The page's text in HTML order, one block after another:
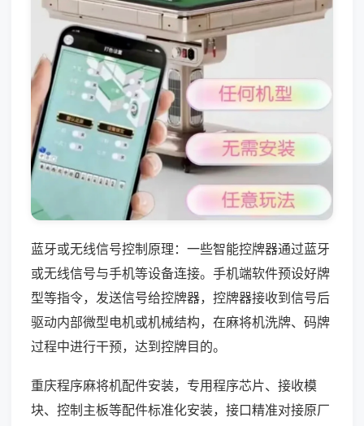
蓝牙或无线信号控制原理：一些智能控牌器通过蓝牙
或无线信号与手机等设备连接。手机端软件预设好牌
型等指令，发送信号给控牌器，控牌器接收到信号后
驱动内部微型电机或机械结构，在麻将机洗牌、码牌
过程中进行干预，达到控牌目的。
重庆程序麻将机配件安装，专用程序芯片、接收模
块、控制主板等配件标准化安装，接口精准对接原厂